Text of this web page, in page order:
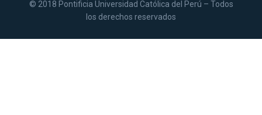
© 2018 Pontificia Universidad Católica del Perú – Todos
los derechos reservados